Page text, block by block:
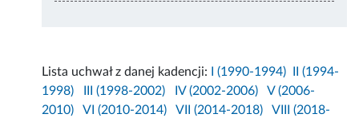
Lista uchwał z danej kadencji: I (1990-1994)
II (1994-
1998)
III (1998-2002) IV (2002-2006)
V (2006-
2010)
VI (2010-2014) VII (2014-2018)
VIII (2018-